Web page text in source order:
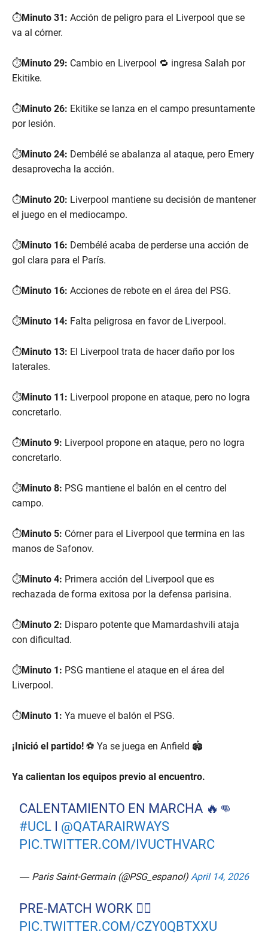
⏱️Minuto 31: Acción de peligro para el Liverpool que se
va al córner.
⏱️Minuto 29: Cambio en Liverpool 🔁 ingresa Salah por
Ekitike.
⏱️Minuto 26: Ekitike se lanza en el campo presuntamente
por lesión.
⏱️Minuto 24: Dembélé se abalanza al ataque, pero Emery
desaprovecha la acción.
⏱️Minuto 20: Liverpool mantiene su decisión de mantener
el juego en el mediocampo.
⏱️Minuto 16: Dembélé acaba de perderse una acción de
gol clara para el París.
⏱️Minuto 16: Acciones de rebote en el área del PSG.
⏱️Minuto 14: Falta peligrosa en favor de Liverpool.
⏱️Minuto 13: El Liverpool trata de hacer daño por los
laterales.
⏱️Minuto 11: Liverpool propone en ataque, pero no logra
concretarlo.
⏱️Minuto 9: Liverpool propone en ataque, pero no logra
concretarlo.
⏱️Minuto 8: PSG mantiene el balón en el centro del
campo.
⏱️Minuto 5: Córner para el Liverpool que termina en las
manos de Safonov.
⏱️Minuto 4: Primera acción del Liverpool que es
rechazada de forma exitosa por la defensa parisina.
⏱️Minuto 2: Disparo potente que Mamardashvili ataja
con dificultad.
⏱️Minuto 1: PSG mantiene el ataque en el área del
Liverpool.
⏱️Minuto 1: Ya mueve el balón el PSG.
¡Inició el partido! ⚽ Ya se juega en Anfield 🏟️
Ya calientan los equipos previo al encuentro.
CALENTAMIENTO EN MARCHA 🔥👊
#UCL I @QATARAIRWAYS
PIC.TWITTER.COM/IVUCTHVARC
— Paris Saint-Germain (@PSG_espanol) April 14, 2026
PRE-MATCH WORK 😮‍💨
PIC.TWITTER.COM/CZY0QBTXXU